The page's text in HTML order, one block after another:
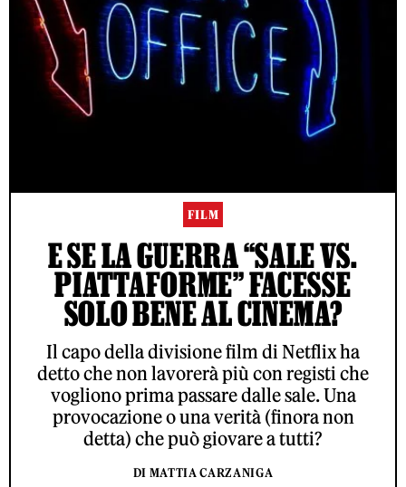
FILM
E SE LA GUERRA “SALE VS.
PIATTAFORME” FACESSE
SOLO BENE AL CINEMA?
Il capo della divisione film di Netflix ha
detto che non lavorerà più con registi che
vogliono prima passare dalle sale. Una
provocazione o una verità (finora non
detta) che può giovare a tutti?
DI MATTIA CARZANIGA